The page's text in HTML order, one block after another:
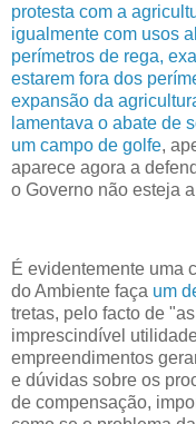
protesta com a
igualmente com usos
perímetros de rega,
estarem fora dos
expansão da
lamentava o abate de
um campo de golfe,
aparece agora a
o Governo não esteja
É evidentemente uma
do Ambiente faça um
tretas, pelo facto de
imprescindível
empreendimentos
e dúvidas sobre os
de compensação,